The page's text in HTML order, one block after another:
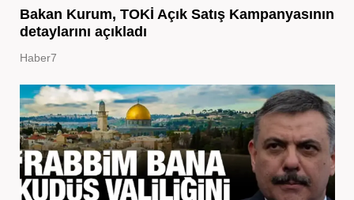
Bakan Kurum, TOKİ Açık Satış Kampanyasının
detaylarını açıkladı
Haber7